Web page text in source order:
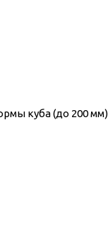
куба (до 200 мм)